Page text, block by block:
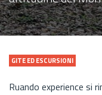
GITE ED ESCURSIONI
Ruando experience si